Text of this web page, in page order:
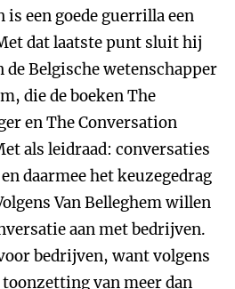
is een goede guerrilla een
dat laatste punt sluit hij
de Belgische wetenschapper
die de boeken The
en The Conversation
als leidraad: conversaties
daarmee het keuzegedrag
Van Belleghem willen
aan met bedrijven.
bedrijven, want volgens
toonzetting van meer dan